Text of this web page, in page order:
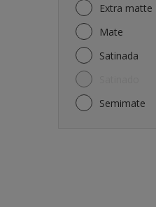
Extra matte
Mate
Satinada
Semimate